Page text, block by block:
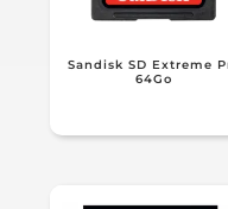
Sandisk SD Extreme
64Go